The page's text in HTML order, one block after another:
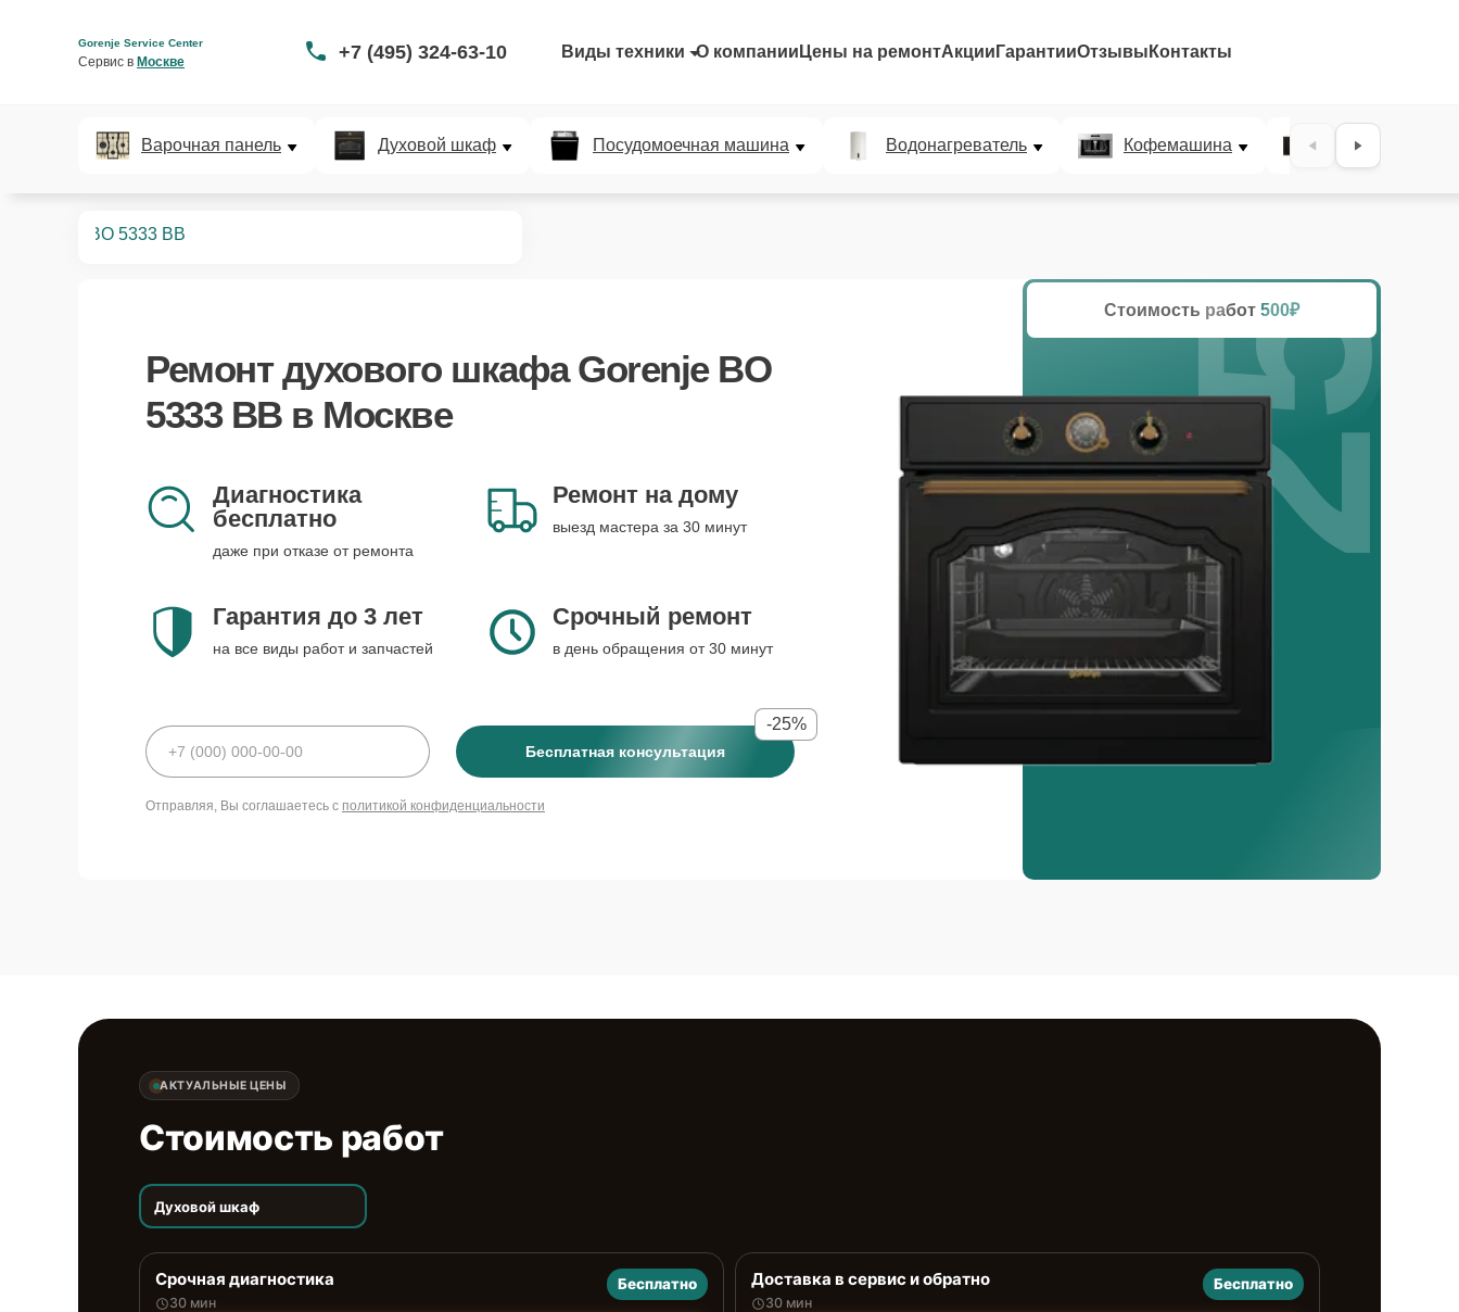
Gorenje Service Center
Сервис в Москве +7 (495) 324-63-10 Виды техники О компании Цены на ремонтАкции ГарантииОтзывы Контакты
Варочная панель Духовой шкаф Посудомоечная машина Водонагреватель Кофемашина
BO 5333 BB
Ремонтдухового шкафа Gorenje BO
5333 BBв Москве
Диагностика
бесплатно
даже при отказе от ремонта
Ремонт на дому
выезд мастера за 30 минут
Гарантия до 3 лет
на все виды работ и запчастей
Срочный ремонт
в день обращения от 30 минут
Бесплатная консультация
-25%
Отправляя, Вы соглашаетесь с политикой конфиденциальности
Стоимость работ 500₽
25%
АКТУАЛЬНЫЕ ЦЕНЫ
Стоимость работ
Духовой шкаф
Срочная диагностика
30 мин
Бесплатно Доставка в сервис и обратно
30 мин
Бесплатно